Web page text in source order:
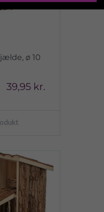
ø 10
39,95 kr.